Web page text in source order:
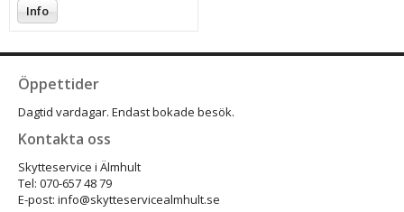
Info
Öppettider
Dagtid vardagar. Endast bokade besök.
Kontakta oss
Skytteservice i Älmhult
Tel: 070-657 48 79
E-post: info@skytteservicealmhult.se